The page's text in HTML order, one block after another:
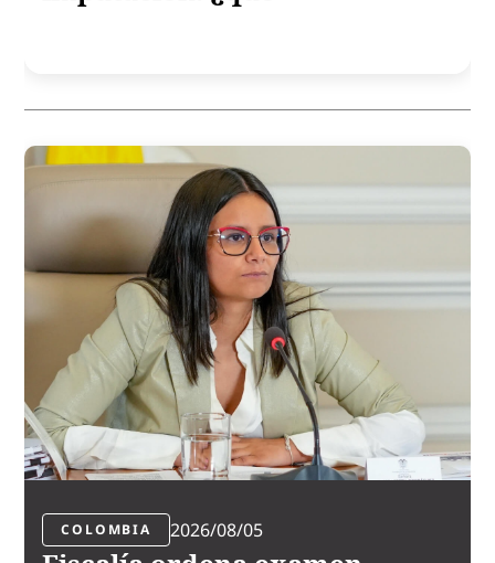
COLOMBIA 2026/08/05